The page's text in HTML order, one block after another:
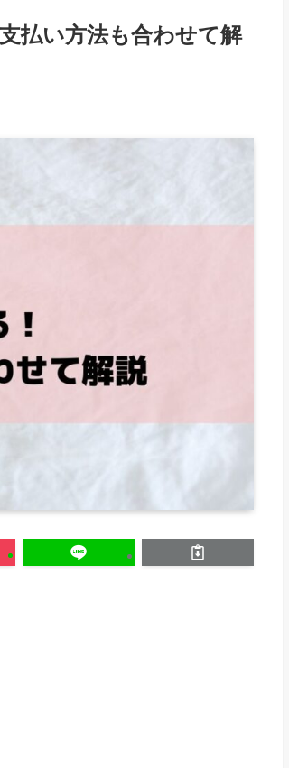
払い方法も合わせて解